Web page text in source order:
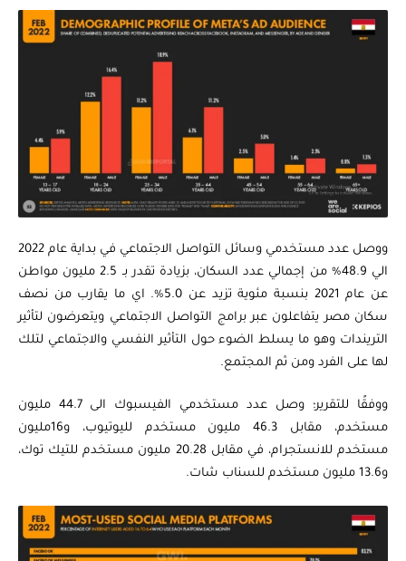
ووصل عدد مستخدمي وسائل التواصل الاجتماعي في بداية عام 2022
الي 48.9% من إجمالي عدد السكان، بزيادة تقدر بـ 2.5 مليون مواطن
عن عام 2021 بنسبة مئوية تزيد عن 5.0%. اي ما يقارب من نصف
سكان مصر يتفاعلون عبر برامج التواصل الاجتماعي ويتعرضون لتأثير
التريندات وهو ما يسلط الضوء حول التأثير النفسي والاجتماعي لتلك
لها على الفرد ومن ثم المجتمع.
ووفقًا للتقرير؛ وصل عدد مستخدمي الفيسبوك الى 44.7 مليون
مستخدم، مقابل 46.3 مليون مستخدم لليوتيوب، و16مليون
مستخدم للانستجرام، في مقابل 20.28 مليون مستخدم للتيك توك،